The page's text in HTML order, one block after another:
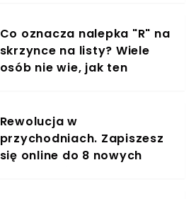
Co oznacza nalepka "R" na
skrzynce na listy? Wiele
osób nie wie, jak ten
Rewolucja w
przychodniach. Zapiszesz
się online do 8 nowych